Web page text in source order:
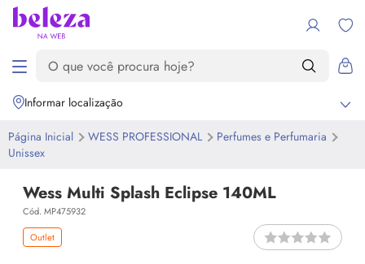
Informar localização
Página Inicial WESS PROFESSIONAL
Perfumes e Perfumaria
Unissex
Wess Multi Splash Eclipse 140ML
Cód. MP475932
Outlet